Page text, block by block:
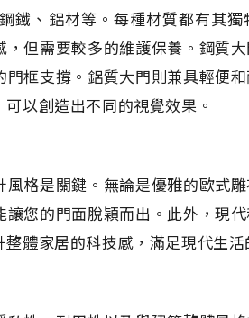
鐵、鋁材等。每種材質都有其
但需要較多的維護保養。鋼質
框支撐。鋁質大門則兼具輕便
以創造出不同的視覺效果。
格是關鍵。無論是優雅的歐式
您的門面脫穎而出。此外，現
體家居的科技感，滿足現代生活